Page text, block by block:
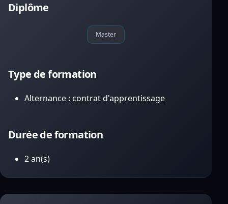
Diplôme
Master
Type de formation
Alternance : contrat d'apprentissage
Durée de formation
2 an(s)